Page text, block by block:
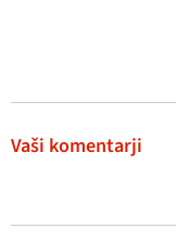
Vaši komentarji